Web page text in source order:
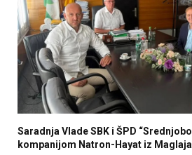
Saradnja Vlade SBK i ŠPD
kompanijom Natron-Hayat iz Maglaja